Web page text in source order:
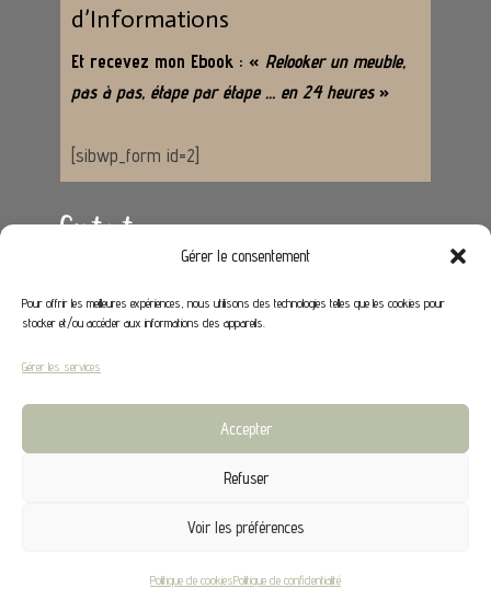
Gérer le consentement
Pour offrir les meilleures expériences, nous utilisons des technologies telles que les cookies pour
stocker et/ou accéder aux informations des appareils.
Gérer les services
Accepter
Refuser
Voir les préférences
Politique de cookiesPolitique de confidentialité
d’Informations
Et recevez mon Ebook : « Relooker un meuble,
pas à pas, étape par étape … en 24 heures »
[sibwp_form id=2]
Contact
contact@stephaniedeco.fr
Liens utiles
Mon compte
de Confidentialité|CGV|Site réalisé par Creapixel62